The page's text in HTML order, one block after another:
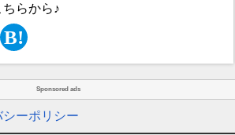
らから♪
Sponsored ads
ーポリシー